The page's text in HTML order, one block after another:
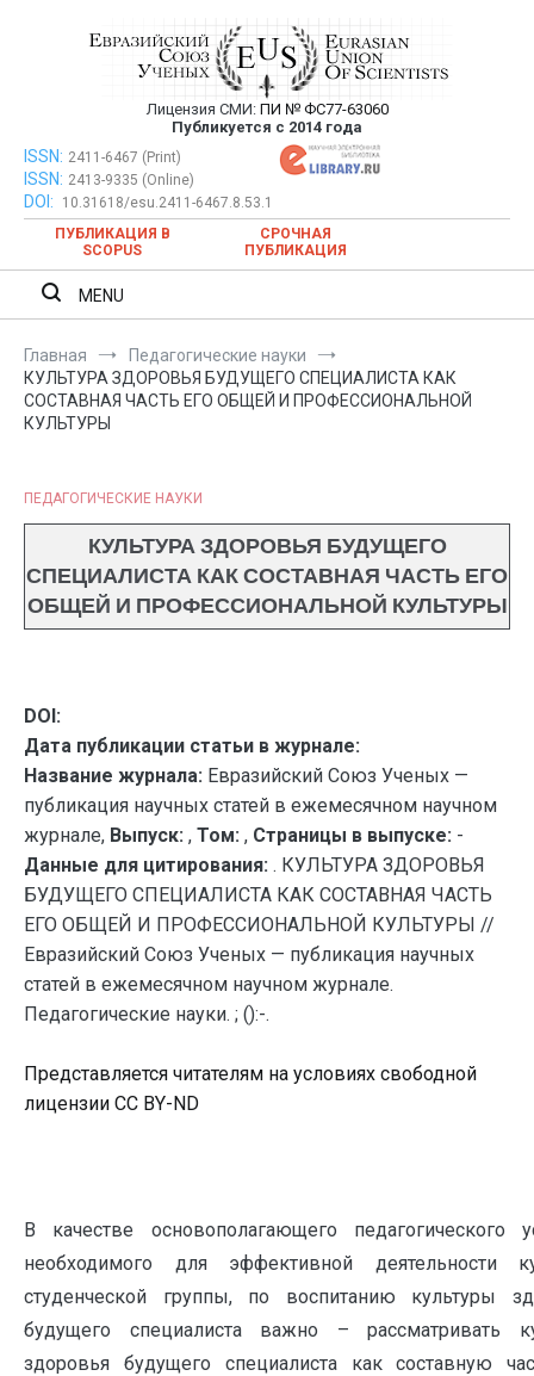
Евразийский Союз Ученых —
публикация научных статей в
ежемесячном научном журнале
Лицензия СМИ: ПИ № ФС77-63060
Публикуется с 2014 года
Евразийский Союз Ученых — публикация научных статей в
ежемесячном научном журнале
ISSN: 2411-6467 (Print)
ISSN: 2413-9335 (Online)
DOI:
10.31618/esu.2411-6467.8.53.1
ПУБЛИКАЦИЯ В
SCOPUS
СРОЧНАЯ
ПУБЛИКАЦИЯ
MENU
Главная
Педагогические науки
КУЛЬТУРА ЗДОРОВЬЯ БУДУЩЕГО СПЕЦИАЛИСТА КАК
СОСТАВНАЯ ЧАСТЬ ЕГО ОБЩЕЙ И ПРОФЕССИОНАЛЬНОЙ
КУЛЬТУРЫ
ПЕДАГОГИЧЕСКИЕ НАУКИ
КУЛЬТУРА ЗДОРОВЬЯ БУДУЩЕГО
СПЕЦИАЛИСТА КАК СОСТАВНАЯ ЧАСТЬ ЕГО
ОБЩЕЙ И ПРОФЕССИОНАЛЬНОЙ КУЛЬТУРЫ
DOI:
Дата публикации статьи в журнале:
Название журнала: Евразийский Союз Ученых —
публикация научных статей в ежемесячном научном
журнале, Выпуск: , Том: , Страницы в выпуске: -
Данные для цитирования: . КУЛЬТУРА ЗДОРОВЬЯ
БУДУЩЕГО СПЕЦИАЛИСТА КАК СОСТАВНАЯ ЧАСТЬ
ЕГО ОБЩЕЙ И ПРОФЕССИОНАЛЬНОЙ КУЛЬТУРЫ //
Евразийский Союз Ученых — публикация научных
статей в ежемесячном научном журнале.
Педагогические науки. ; ():-.
Представляется читателям на условиях свободной
лицензии CC BY-ND
В качестве основополагающего педагогического
необходимого для эффективной деятельности
студенческой группы, по воспитанию культуры
будущего специалиста важно – рассматривать
здоровья будущего специалиста как составную